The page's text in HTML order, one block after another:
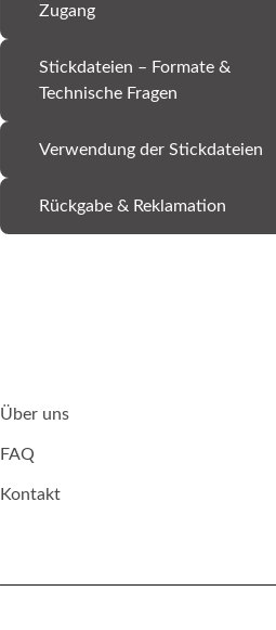
Zugang
Stickdateien – Formate &
Technische Fragen
Verwendung der Stickdateien
Rückgabe & Reklamation
Über uns
FAQ
Kontakt